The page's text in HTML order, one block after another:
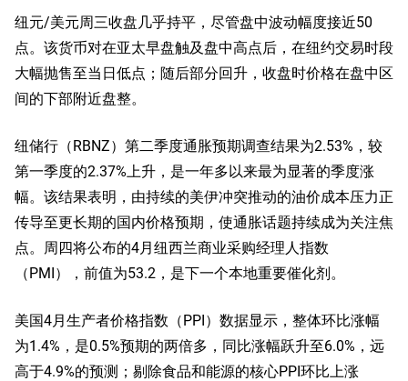
纽元/美元周三收盘几乎持平，尽管盘中波动幅度接近50
点。该货币对在亚太早盘触及盘中高点后，在纽约交易时段
大幅抛售至当日低点；随后部分回升，收盘时价格在盘中区
间的下部附近盘整。
纽储行（RBNZ）第二季度通胀预期调查结果为2.53%，较
第一季度的2.37%上升，是一年多以来最为显著的季度涨
幅。该结果表明，由持续的美伊冲突推动的油价成本压力正
传导至更长期的国内价格预期，使通胀话题持续成为关注焦
点。周四将公布的4月纽西兰商业采购经理人指数
（PMI），前值为53.2，是下一个本地重要催化剂。
美国4月生产者价格指数（PPI）数据显示，整体环比涨幅
为1.4%，是0.5%预期的两倍多，同比涨幅跃升至6.0%，远
高于4.9%的预测；剔除食品和能源的核心PPI环比上涨